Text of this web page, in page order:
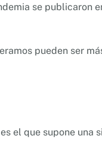
se publicaron
pueden ser
el que supone una